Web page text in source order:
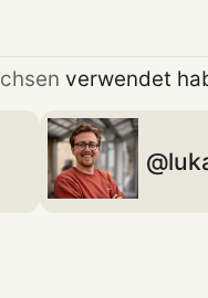
verwendet